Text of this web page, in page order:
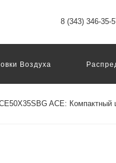
8 (343) 346-35-
Воздуха
Системы
ACE: Компактный